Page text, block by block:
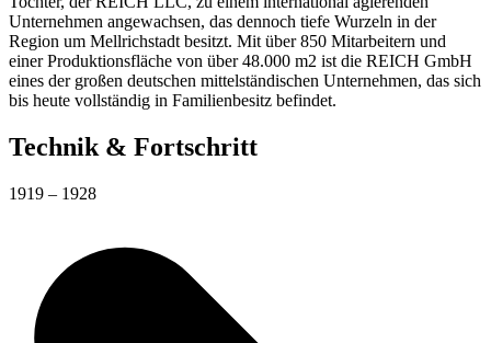
Unternehmen angewachsen, das dennoch tiefe Wurzeln in der
Region um Mellrichstadt besitzt. Mit über 850 Mitarbeitern und
einer Produktionsfläche von über 48.000 m2 ist die REICH GmbH
eines der großen deutschen mittelständischen Unternehmen, das sich
bis heute vollständig in Familienbesitz befindet.
Technik & Fortschritt
1919 – 1928